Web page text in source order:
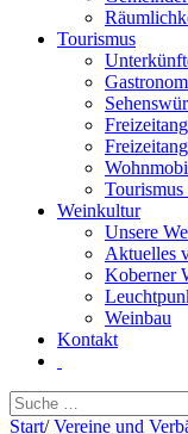
Tourismus
Weinkultur
Unsere
Aktuelles
Koberner
Weinbau
Kontakt
Suchen
nach:
Start/ Vereine und